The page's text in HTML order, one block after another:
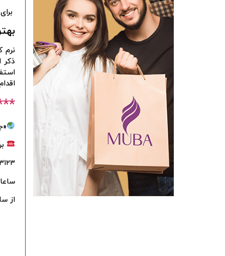
نرم
ذکر
از ساعت ۹:۰۰